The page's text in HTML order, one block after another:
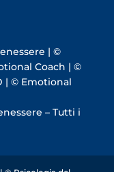
| ©
Coach | ©
| © Emotional
– Tutti i